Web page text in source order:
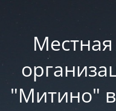
"Митино"